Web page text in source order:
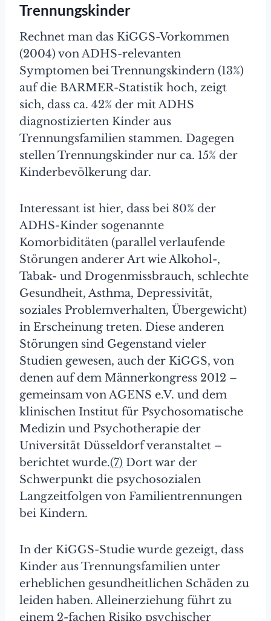
Trennungskinder
Rechnet man das KiGGS-Vorkommen
(2004) von ADHS-relevanten
Symptomen bei Trennungskindern (13%)
auf die BARMER-Statistik hoch, zeigt
sich, dass ca. 42% der mit ADHS
diagnostizierten Kinder aus
Trennungsfamilien stammen. Dagegen
stellen Trennungskinder nur ca. 15% der
Kinderbevölkerung dar.
Interessant ist hier, dass bei 80% der
ADHS-Kinder sogenannte
Komorbiditäten (parallel verlaufende
Störungen anderer Art wie Alkohol-,
Tabak- und Drogenmissbrauch, schlechte
Gesundheit, Asthma, Depressivität,
soziales Problemverhalten, Übergewicht)
in Erscheinung treten. Diese anderen
Störungen sind Gegenstand vieler
Studien gewesen, auch der KiGGS, von
denen auf dem Männerkongress 2012 –
gemeinsam von AGENS e.V. und dem
klinischen Institut für Psychosomatische
Medizin und Psychotherapie der
Universität Düsseldorf veranstaltet –
berichtet wurde.(7) Dort war der
Schwerpunkt die psychosozialen
Langzeitfolgen von Familientrennungen
bei Kindern.
In der KiGGS-Studie wurde gezeigt, dass
Kinder aus Trennungsfamilien unter
erheblichen gesundheitlichen Schäden zu
leiden haben. Alleinerziehung führt zu
einem 2-fachen Risiko psychischer